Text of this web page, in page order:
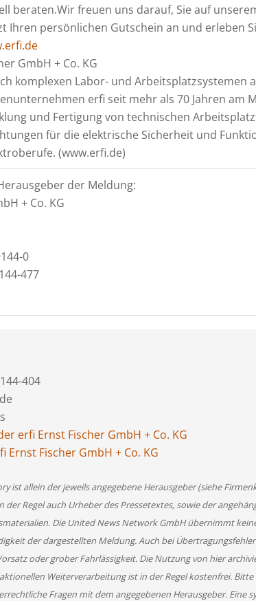
beraten.Wir freuen uns darauf, Sie auf
Ihren persönlichen Gutschein an und erleben
GmbH + Co. KG
komplexen Labor- und Arbeitsplatzsystemen
erfi seit mehr als 70 Jahren am
und Fertigung von technischen
für die elektrische Sicherheit und
(www.erfi.de)
der Meldung:
+ Co. KG
0
477
404
erfi Ernst Fischer GmbH + Co. KG
Ernst Fischer GmbH + Co. KG
ist allein der jeweils angegebene Herausgeber (siehe
Regel auch Urheber des Pressetextes, sowie der
Die United News Network GmbH übernimmt
der dargestellten Meldung. Auch bei
oder grober Fahrlässigkeit. Die Nutzung von hier
Weiterverarbeitung ist in der Regel kostenfrei. Bitte
Fragen mit dem angegebenen Herausgeber. Eine